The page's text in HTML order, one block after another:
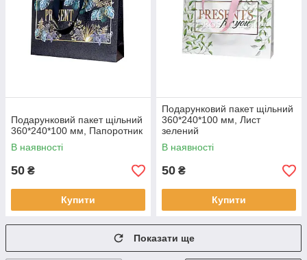
Подарунковий пакет щільний
360*240*100 мм, Папоротник
В наявності
50 ₴
Купити
Подарунковий пакет щільний
360*240*100 мм, Лист
зелений
В наявності
50 ₴
Купити
Показати ще